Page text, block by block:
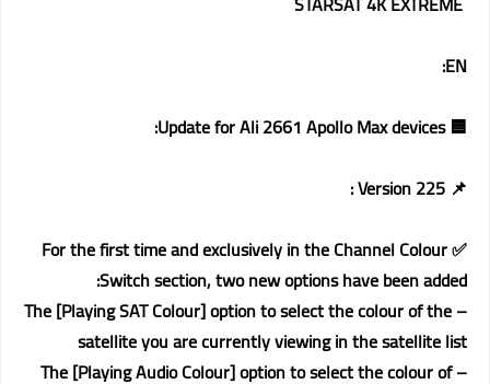
EN:
🟦 Update for Ali 2661 Apollo Max devices:
📌 Version 225 :
✅ For the first time and exclusively in the Channel Colour
Switch section, two new options have been added:
– The [Playing SAT Colour] option to select the colour of the
satellite you are currently viewing in the satellite list
– The [Playing Audio Colour] option to select the colour of